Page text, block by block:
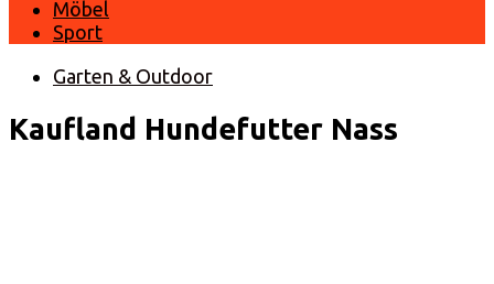
Möbel
Sport
Garten & Outdoor
Kaufland Hundefutter Nass